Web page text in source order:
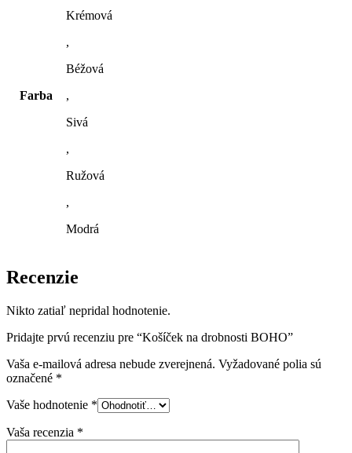
Farba
Krémová
,
Béžová
,
Sivá
,
Ružová
,
Modrá
Recenzie
Nikto zatiaľ nepridal hodnotenie.
Pridajte prvú recenziu pre “Košíček na drobnosti BOHO”
Vaša e-mailová adresa nebude zverejnená. Vyžadované polia sú
označené *
Vaše hodnotenie *
Vaša recenzia *